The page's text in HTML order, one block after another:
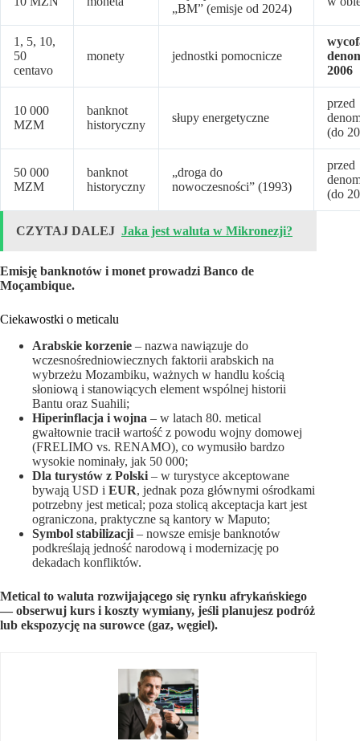
„BM” (emisje od 2024)
1, 5, 10,
50
centavo
monety jednostki pomocnicze
2006
10 000
MZM
banknot
historyczny
słupy energetyczne
przed
(do
50 000
MZM
banknot
historyczny
„droga do
nowoczesności” (1993)
przed
(do
CZYTAJ DALEJ Jaka jest waluta w Mikronezji?
Emisję banknotów i monet prowadzi Banco de
Moçambique.
Ciekawostki o meticalu
Arabskie korzenie – nazwa nawiązuje do
wczesnośredniowiecznych faktorii arabskich na
wybrzeżu Mozambiku, ważnych w handlu kością
słoniową i stanowiących element wspólnej historii
Bantu oraz Suahili;
Hiperinflacja i wojna – w latach 80. metical
gwałtownie tracił wartość z powodu wojny domowej
(FRELIMO vs. RENAMO), co wymusiło bardzo
wysokie nominały, jak 50 000;
Dla turystów z Polski – w turystyce akceptowane
bywają USD i EUR, jednak poza głównymi ośrodkami
potrzebny jest metical; poza stolicą akceptacja kart jest
ograniczona, praktyczne są kantory w Maputo;
Symbol stabilizacji – nowsze emisje banknotów
podkreślają jedność narodową i modernizację po
dekadach konfliktów.
Metical to waluta rozwijającego się rynku afrykańskiego
— obserwuj kurs i koszty wymiany, jeśli planujesz podróż
lub ekspozycję na surowce (gaz, węgiel).